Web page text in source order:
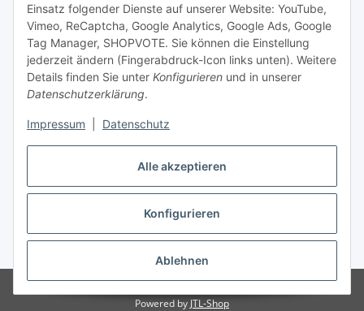
Alle akzeptieren
Konfigurieren
Ablehnen
Einsatz folgender Dienste auf unserer Website: YouTube,
Vimeo, ReCaptcha, Google Analytics, Google Ads, Google
Tag Manager, SHOPVOTE. Sie können die Einstellung
jederzeit ändern (Fingerabdruck-Icon links unten). Weitere
Details finden Sie unter Konfigurieren und in unserer
Datenschutzerklärung.
Impressum Datenschutz
Newsletter Abonnieren
Bitte senden Sie mir entsprechend Ihrer
Datenschutzerklärungregelmäßig und jederzeit widerruflich
Abonnieren
Newsletter Abonnieren
Vertrag widerrufen
Powered by JTL-Shop